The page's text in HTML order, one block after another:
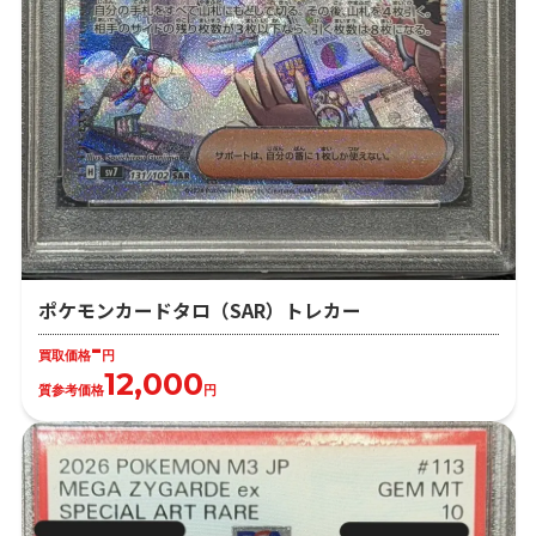
ポケモンカードタロ（SAR）トレカー
買取価格- 円
質参考価格12,000 円